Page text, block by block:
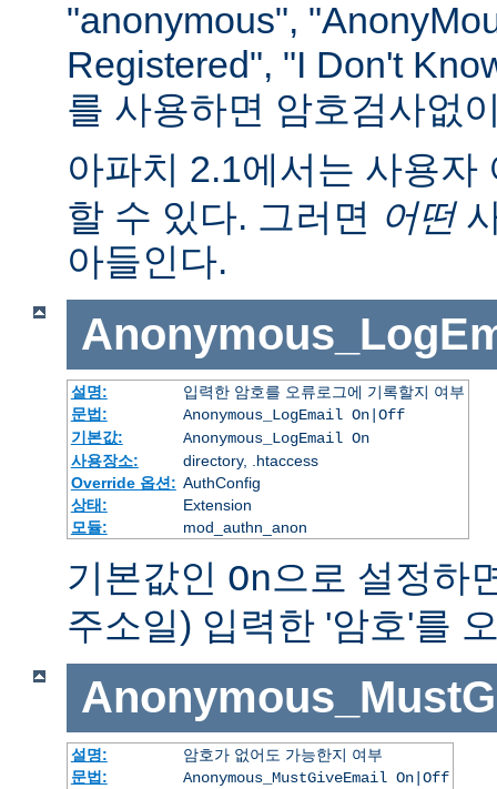
"anonymous",
Registered", "I Don't
를 사용하면 암호검사없
아파치 2.1에서는 사용자
할 수 있다. 그러면 어떤
아들인다.
설명:
입력한 암호를 오류로그에 기록할지 여부
문법:
Anonymous_LogEmail On|Off
기본값:
Anonymous_LogEmail On
사용장소:
directory, .htaccess
Override 옵션: AuthConfig
상태:
Extension
모듈:
mod_authn_anon
기본값인 On으로 설정하
주소일) 입력한 '암호'를
설명:
암호가 없어도 가능한지 여부
문법:
Anonymous_MustGiveEmail On|Off